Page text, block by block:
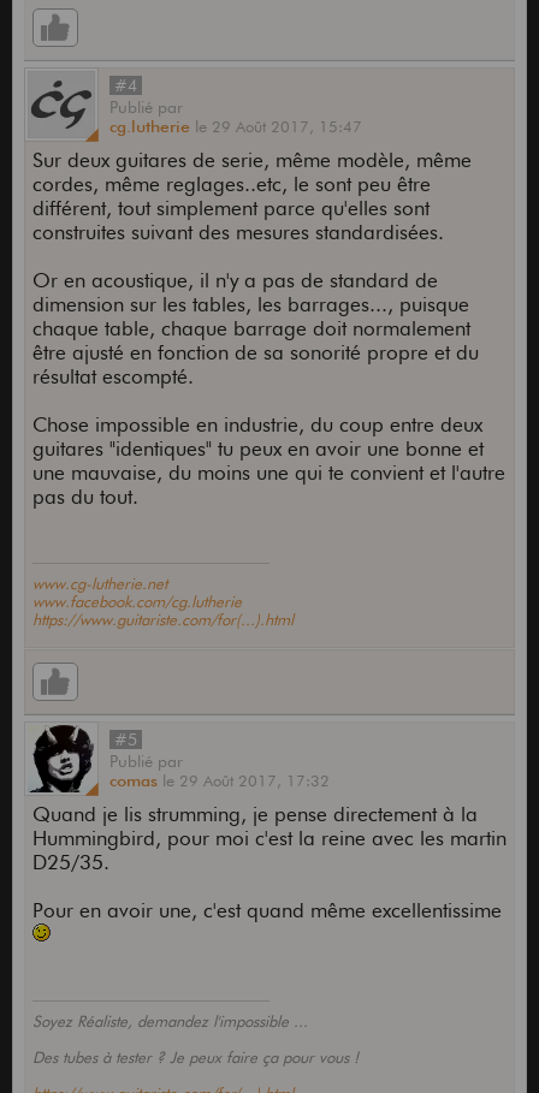
#4
Publié par
cg.lutherie le 29 Août 2017, 15:47
Sur deux guitares de serie, même modèle, même
cordes, même reglages..etc, le sont peu être
différent, tout simplement parce qu'elles sont
construites suivant des mesures standardisées.
Or en acoustique, il n'y a pas de standard de
dimension sur les tables, les barrages..., puisque
chaque table, chaque barrage doit normalement
être ajusté en fonction de sa sonorité propre et du
résultat escompté.
Chose impossible en industrie, du coup entre deux
guitares "identiques" tu peux en avoir une bonne et
une mauvaise, du moins une qui te convient et l'autre
pas du tout.
www.cg-lutherie.net
www.facebook.com/cg.lutherie
https://www.guitariste.com/for(...).html
#5
Publié par
comas le 29 Août 2017, 17:32
Quand je lis strumming, je pense directement à la
Hummingbird, pour moi c'est la reine avec les martin
D25/35.
Pour en avoir une, c'est quand même excellentissime
Soyez Réaliste, demandez l'impossible ...
Des tubes à tester ? Je peux faire ça pour vous !